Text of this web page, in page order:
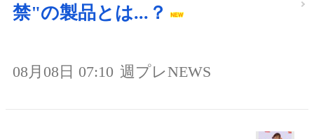
禁"の製品とは...？
08月08日 07:10 週プレNEWS